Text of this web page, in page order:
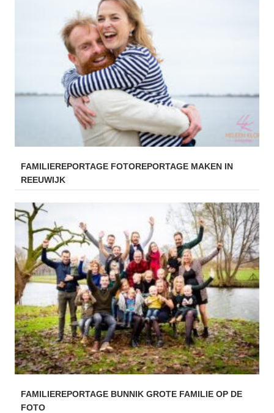
FAMILIEREPORTAGE FOTOREPORTAGE MAKEN IN
REEUWIJK
FAMILIEREPORTAGE BUNNIK GROTE FAMILIE OP DE
FOTO